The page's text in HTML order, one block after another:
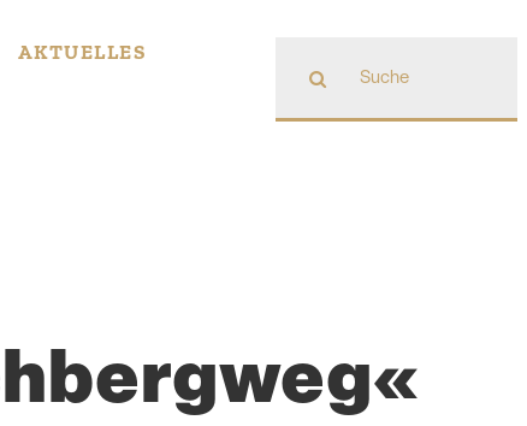
AKTUELLES
nach: